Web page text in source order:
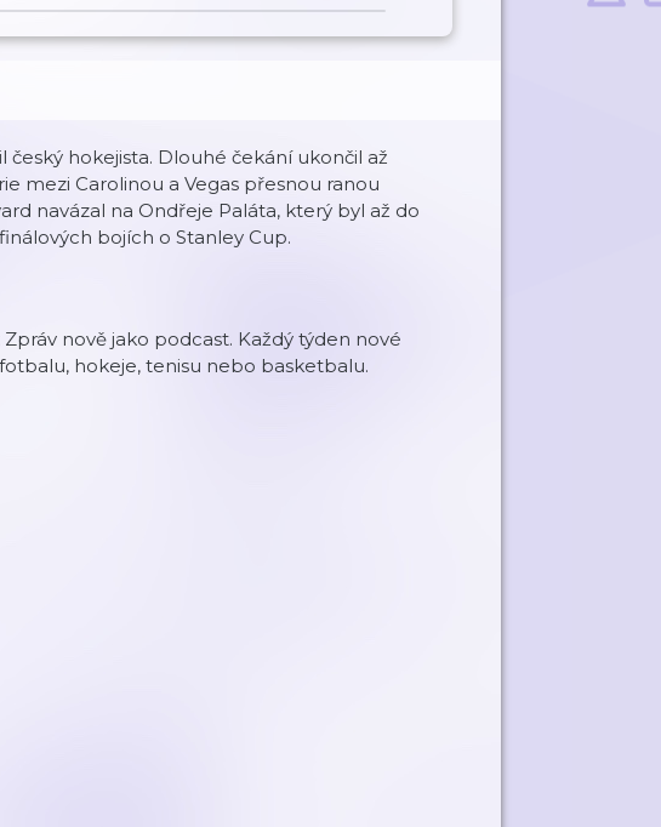
hokejista. Dlouhé čekání ukončil až
mezi Carolinou a Vegas přesnou ranou
navázal na Ondřeje Paláta, který byl až do
bojích o Stanley Cup.
nově jako podcast. Každý týden nové
hokeje, tenisu nebo basketbalu.